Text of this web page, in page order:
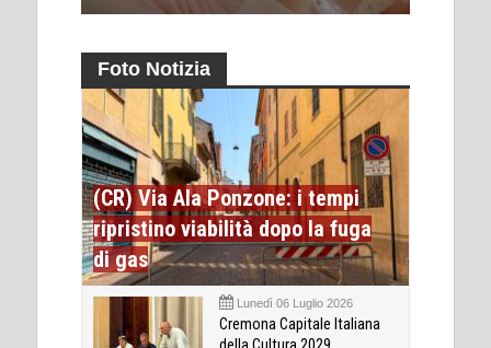
Foto Notizia
(CR) Via Ala Ponzone: i tempi
ripristino viabilità dopo la fuga
di gas
Lunedì 06 Luglio 2026
Cremona Capitale Italiana